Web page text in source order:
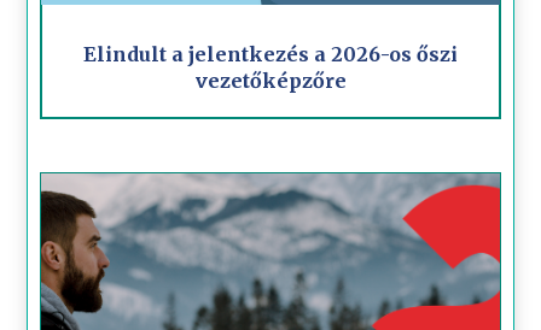
Elindult a jelentkezés a 2026-os őszi
vezetőképzőre